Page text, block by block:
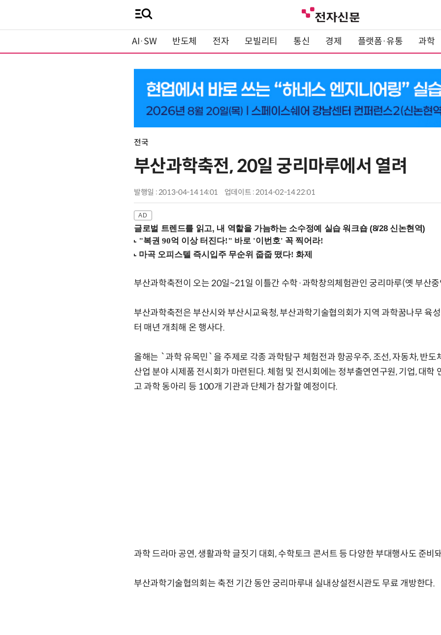
AI·SW 반도체 전자 모빌리티 통신 경제 플랫폼·유통 과학
전국
부산과학축전, 20일 궁리마루에서 열려
발행일 : 2013-04-14 14:01 업데이트 : 2014-02-14 22:01
글로벌 트렌드를 읽고, 내 역할을 가늠하는 소수정예 실습 워크숍 (8/28 신논현역)
부산과학축전이 오는 20일~21일 이틀간 수학·과학창의체험관인 궁리마루(옛 부산
부산과학축전은 부산시와 부산시교육청, 부산과학기술협의회가 지역 과학꿈나무 육
터 매년 개최해 온 행사다.
올해는 `과학 유목민`을 주제로 각종 과학탐구 체험전과 항공우주, 조선, 자동차, 반도
산업 분야 시제품 전시회가 마련된다. 체험 및 전시회에는 정부출연연구원, 기업, 대학
고 과학 동아리 등 100개 기관과 단체가 참가할 예정이다.
과학 드라마 공연, 생활과학 글짓기 대회, 수학토크 콘서트 등 다양한 부대행사도 준비
부산과학기술협의회는 축전 기간 동안 궁리마루내 실내상설전시관도 무료 개방한다.